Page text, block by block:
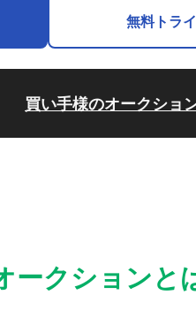
無料トラ
買い手様のオークショ
ークションと